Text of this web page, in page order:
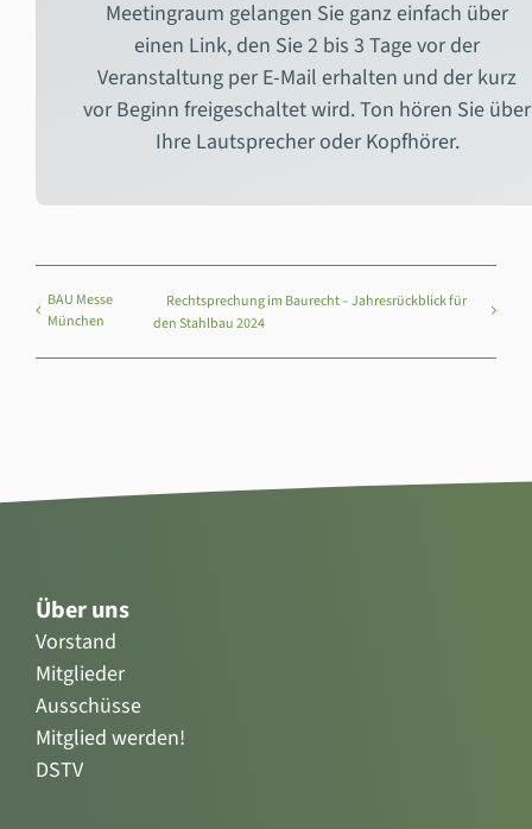
Meetingraum gelangen Sie ganz einfach über
einen Link, den Sie 2 bis 3 Tage vor der
Veranstaltung per E-Mail erhalten und der kurz
vor Beginn freigeschaltet wird. Ton hören Sie über
Ihre Lautsprecher oder Kopfhörer.
BAU Messe
München
Rechtsprechung im Baurecht – Jahresrückblick für
den Stahlbau 2024
Über uns
Vorstand
Mitglieder
Ausschüsse
Mitglied werden!
DSTV